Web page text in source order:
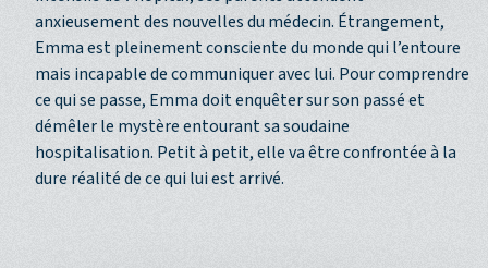
anxieusement des nouvelles du médecin. Étrangement,
Emma est pleinement consciente du monde qui l’entoure
mais incapable de communiquer avec lui. Pour comprendre
ce qui se passe, Emma doit enquêter sur son passé et
démêler le mystère entourant sa soudaine
hospitalisation. Petit à petit, elle va être confrontée à la
dure réalité de ce qui lui est arrivé.